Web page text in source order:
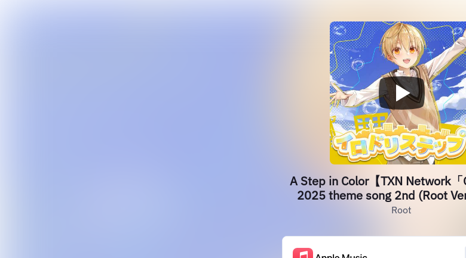
A Step in Color【TXN Network「
2025 theme song 2nd (Root
Root